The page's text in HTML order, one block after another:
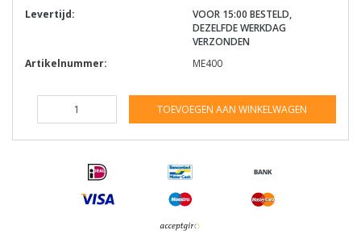
Levertijd:
VOOR 15:00 BESTELD,
DEZELFDE WERKDAG
VERZONDEN
Artikelnummer:
ME400
TOEVOEGEN AAN WINKELWAGEN